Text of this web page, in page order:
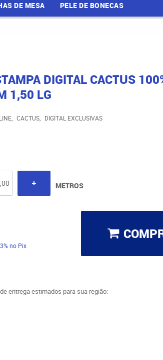
DE MESA PELE DE BONECAS
DIGITAL CACTUS
1,50 LG
CACTUS
DIGITAL EXCLUSIVAS
METROS
3% no Pix
entrega estimados para sua região: